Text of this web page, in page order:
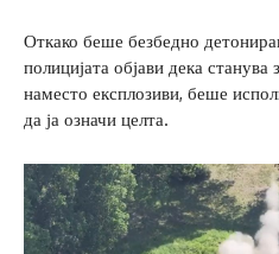
Откако беше безбедно
полицијата објави дека
наместо експлозиви, беше
да ја означи целта.